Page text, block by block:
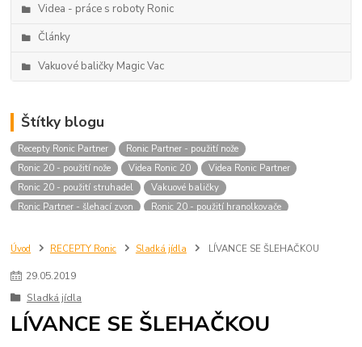
Videa - práce s roboty Ronic
Články
Vakuové baličky Magic Vac
Štítky blogu
Recepty Ronic Partner
Ronic Partner - použití nože
Ronic 20 - použití nože
Videa Ronic 20
Videa Ronic Partner
Ronic 20 - použití struhadel
Vakuové baličky
Ronic Partner - šlehací zvon
Ronic 20 - použití hranolkovače
Úvod RECEPTY Ronic Sladká jídla LÍVANCE SE ŠLEHAČKOU
29.05.2019
Sladká jídla
LÍVANCE SE ŠLEHAČKOU